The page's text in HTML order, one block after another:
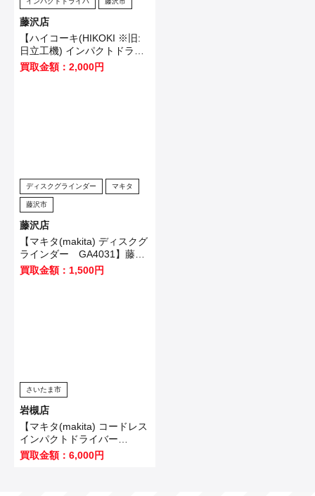
藤沢店
【ハイコーキ(HIKOKI ※旧:
日立工機) インパクトドライ
バ WH12VE】横浜市のお客
様から買取させていただきま
買取金額：2,000円
ディスクグラインダー マキタ
藤沢市
藤沢店
【マキタ(makita) ディスクグ
ラインダー GA4031】藤沢
市のお客様から買取させてい
ただきました！
買取金額：1,500円
さいたま市
岩槻店
【マキタ(makita) コードレス
インパクトドライバー
TD173DZO】坂戸市のお客
様から買取いたしました！
買取金額：6,000円